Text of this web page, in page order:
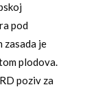
pod
zasada je
plodova.
poziv za